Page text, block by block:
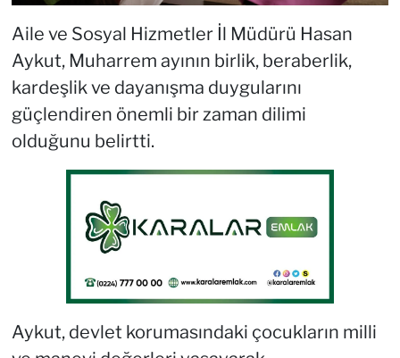
Aile ve Sosyal Hizmetler İl Müdürü Hasan
Aykut, Muharrem ayının birlik, beraberlik,
kardeşlik ve dayanışma duygularını
güçlendiren önemli bir zaman dilimi
olduğunu belirtti.
Aykut, devlet korumasındaki çocukların milli